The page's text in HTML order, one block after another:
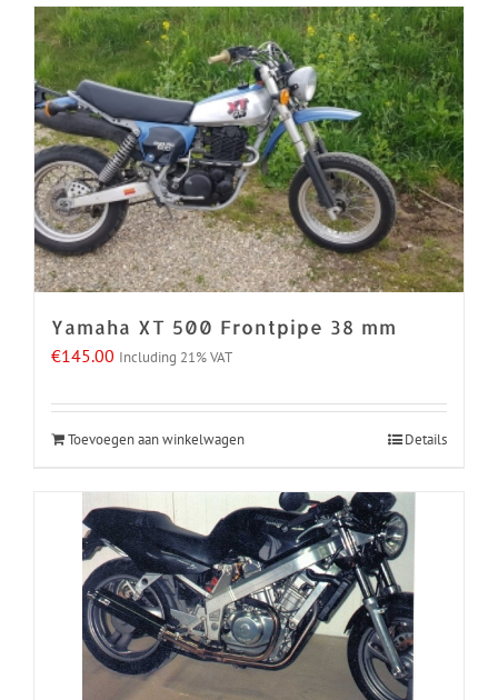
Yamaha XT 500 Frontpipe 38 mm
€145.00 Including 21% VAT
Toevoegen aan winkelwagen Details